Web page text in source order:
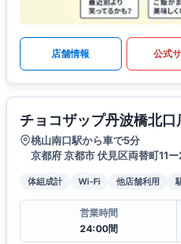
店舗情報 公式
チョコザップ丹波橋北口
桃山南口駅から車で5分
京都府 京都市 伏見区両替町11
体組成計 Wi-Fi 他店舗利用
営業時間
24:00間